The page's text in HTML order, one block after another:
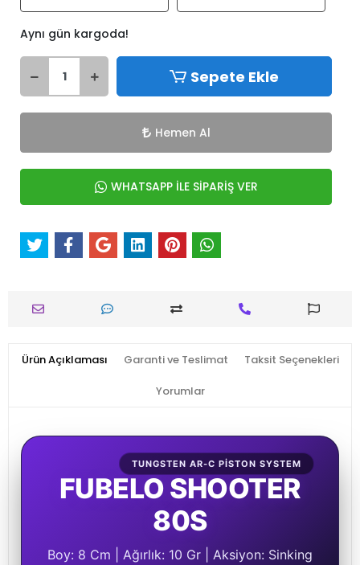
Aynı gün kargoda!
Sepete Ekle
Hemen Al
WHATSAPP İLE SİPARİŞ VER
Ürün Açıklaması Garanti ve Teslimat Taksit Seçenekleri
Yorumlar
TUNGSTEN AR-C PISTON SYSTEM
FUBELO SHOOTER
80S
Boy: 8 Cm | Ağırlık: 10 Gr | Aksiyon: Sinking